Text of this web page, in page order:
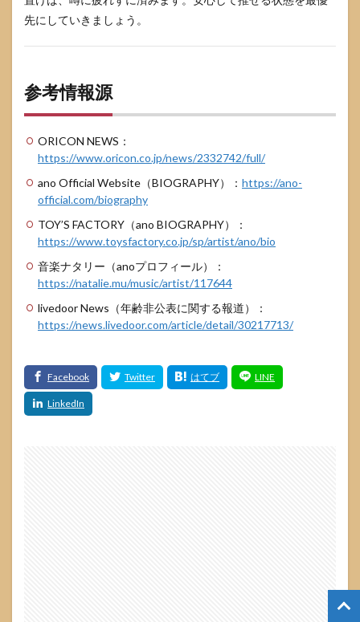
先にしていきましょう。
参考情報源
ORICON NEWS：
https://www.oricon.co.jp/news/2332742/full/
ano Official Website（BIOGRAPHY）： https://ano-
official.com/biography
TOY’S FACTORY（ano BIOGRAPHY）：
https://www.toysfactory.co.jp/sp/artist/ano/bio
音楽ナタリー（anoプロフィール）：
https://natalie.mu/music/artist/117644
livedoor News（年齢非公表に関する報道）：
https://news.livedoor.com/article/detail/30217713/